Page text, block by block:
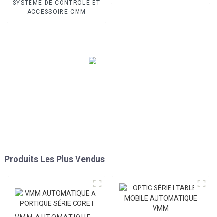
SYSTÈME DE CONTRÔLE ET
ACCESSOIRE CMM
Produits Les Plus Vendus